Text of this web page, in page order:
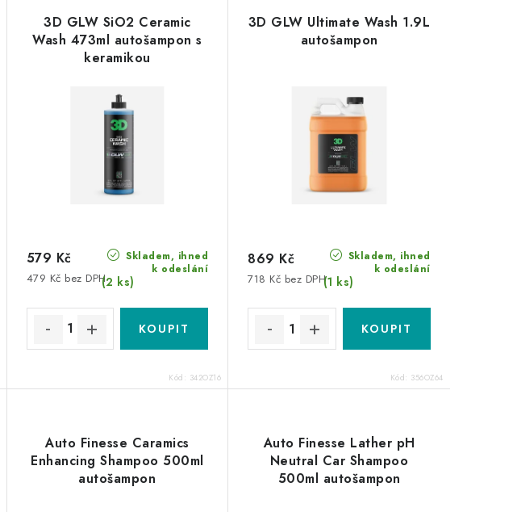
3D GLW SiO2 Ceramic
Wash 473ml autošampon s
keramikou
Skladem, ihned
k odeslání
(2 ks)
479 Kč bez DPH
579 Kč
Kód: 342OZ16
3D GLW Ultimate Wash 1.9L
autošampon
Skladem, ihned
k odeslání
(1 ks)
718 Kč bez DPH
869 Kč
Kód: 356OZ64
Auto Finesse Caramics
Enhancing Shampoo 500ml
autošampon
Auto Finesse Lather pH
Neutral Car Shampoo
500ml autošampon